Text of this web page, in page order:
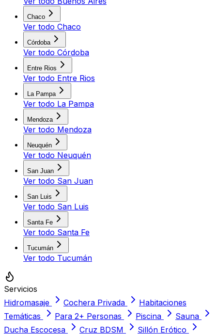
Chaco
Ver todo Chaco
Córdoba
Ver todo Córdoba
Entre Rios
Ver todo Entre Rios
La Pampa
Ver todo La Pampa
Mendoza
Ver todo Mendoza
Neuquén
Ver todo Neuquén
San Juan
Ver todo San Juan
San Luis
Ver todo San Luis
Santa Fe
Ver todo Santa Fe
Tucumán
Ver todo Tucumán
Servicios
Hidromasaje
Cochera Privada
Habitaciones
Temáticas
Para 2+ Personas Piscina
Sauna
Ducha Escocesa
Cruz BDSM
Sillón Erótico